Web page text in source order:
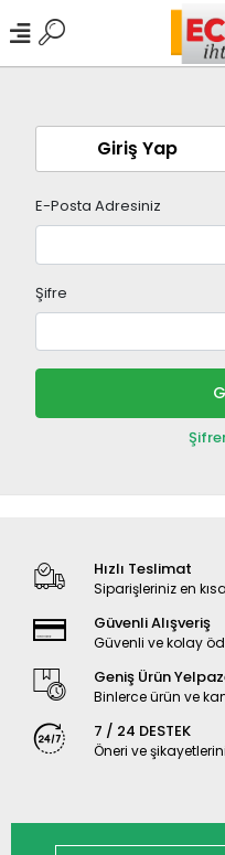
Giriş Yap
E-Posta Adresiniz
Şifre
Hızlı Teslimat
Siparişleriniz en
Güvenli Alışveriş
Güvenli ve kolay
Geniş Ürün
Binlerce ürün ve
7 / 24 DESTEK
Öneri ve